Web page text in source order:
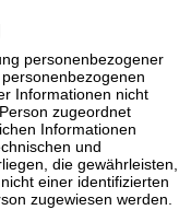
personenbezogener
Informationen nicht
zugeordnet
Informationen
und
die gewährleisten,
einer identifizierten
zugewiesen werden.